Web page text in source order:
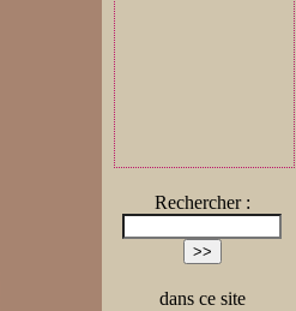
Rechercher :
dans ce site